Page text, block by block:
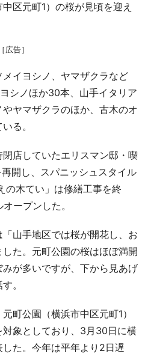
区元町1）の桜が見頃を迎え
［広告］
イヨシノ、ヤマザクラなど
シノほか30本、山手イタリア
ヤマザクラのほか、古木のオ
る。
店していたエリスマン邸・喫
開し、スパニッシュスタイル
の木てい」は修繕工事を終
ープンした。
山手地区では桜が開花し、お
た。元町公園の桜はほぼ満開
が多いですが、下から見あげ
。
町公園（横浜市中区元町1）
象としており、3月30日に横
た。今年は平年より2日遅